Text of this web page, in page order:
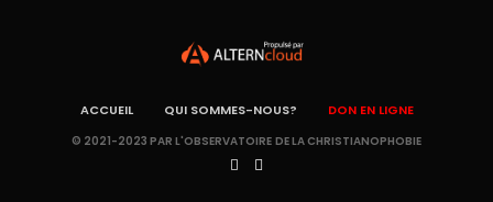
ACCUEIL QUI SOMMES-NOUS? DON EN LIGNE
© 2021-2023 PAR L'OBSERVATOIRE DE LA CHRISTIANOPHOBIE